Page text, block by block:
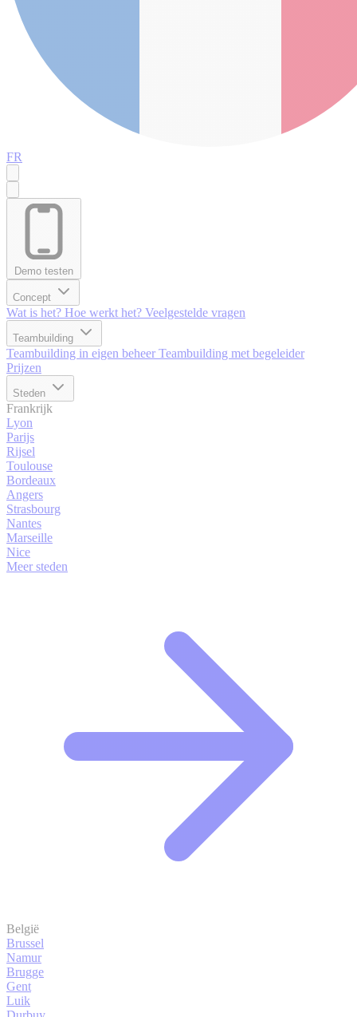
FR
Demo testen
Concept
Wat is het? Hoe werkt het? Veelgestelde vragen
Teambuilding
Teambuilding in eigen beheer Teambuilding met begeleider
Prijzen
Steden
Frankrijk
Lyon
Parijs
Rijsel
Toulouse
Bordeaux
Angers
Strasbourg
Nantes
Marseille
Nice
Meer steden
België
Brussel
Namur
Brugge
Gent
Luik